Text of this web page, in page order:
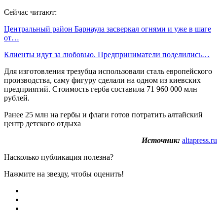
Сейчас читают:
Центральный район Барнаула засверкал огнями и уже в шаге
от…
Клиенты идут за любовью. Предприниматели поделились…
Для изготовления трезубца использовали сталь европейского
производства, саму фигуру сделали на одном из киевских
предприятий. Стоимость герба составила 71 960 000 млн
рублей.
Ранее 25 млн на гербы и флаги готов потратить алтайский
центр детского отдыха
Источник: altapress.ru
Насколько публикация полезна?
Нажмите на звезду, чтобы оценить!